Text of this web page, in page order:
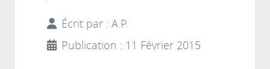
Écrit par : A.P.
Publication : 11 Février 2015